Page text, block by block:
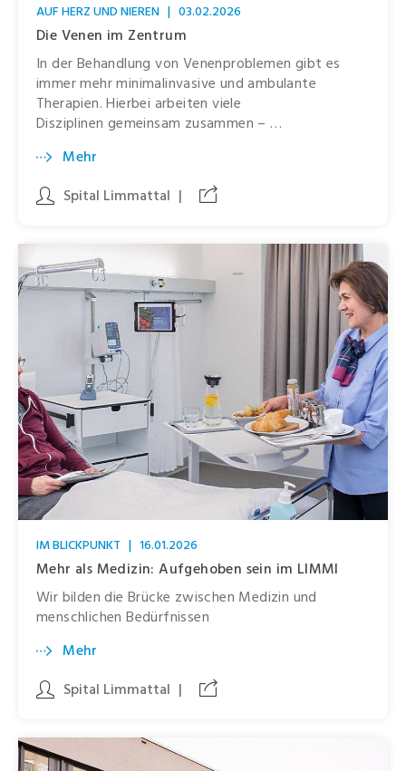
AUF HERZ UND NIEREN | 03.02.2026
Die Venen im Zentrum
In der Behandlung von Venenproblemen gibt es
immer mehr minimalinvasive und ambulante
Therapien. Hierbei arbeiten viele
Disziplinen gemeinsam zusammen – …
Mehr
Spital Limmattal |
IM BLICKPUNKT | 16.01.2026
Mehr als Medizin: Aufgehoben sein im LIMMI
Wir bilden die Brücke zwischen Medizin und
menschlichen Bedürfnissen
Mehr
Spital Limmattal |